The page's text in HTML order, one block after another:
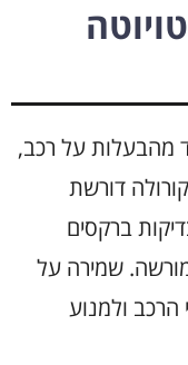
מהבעלות על רכב,
דורשת
ברקסים
מורשה. שמירה על
הרכב ולמנוע